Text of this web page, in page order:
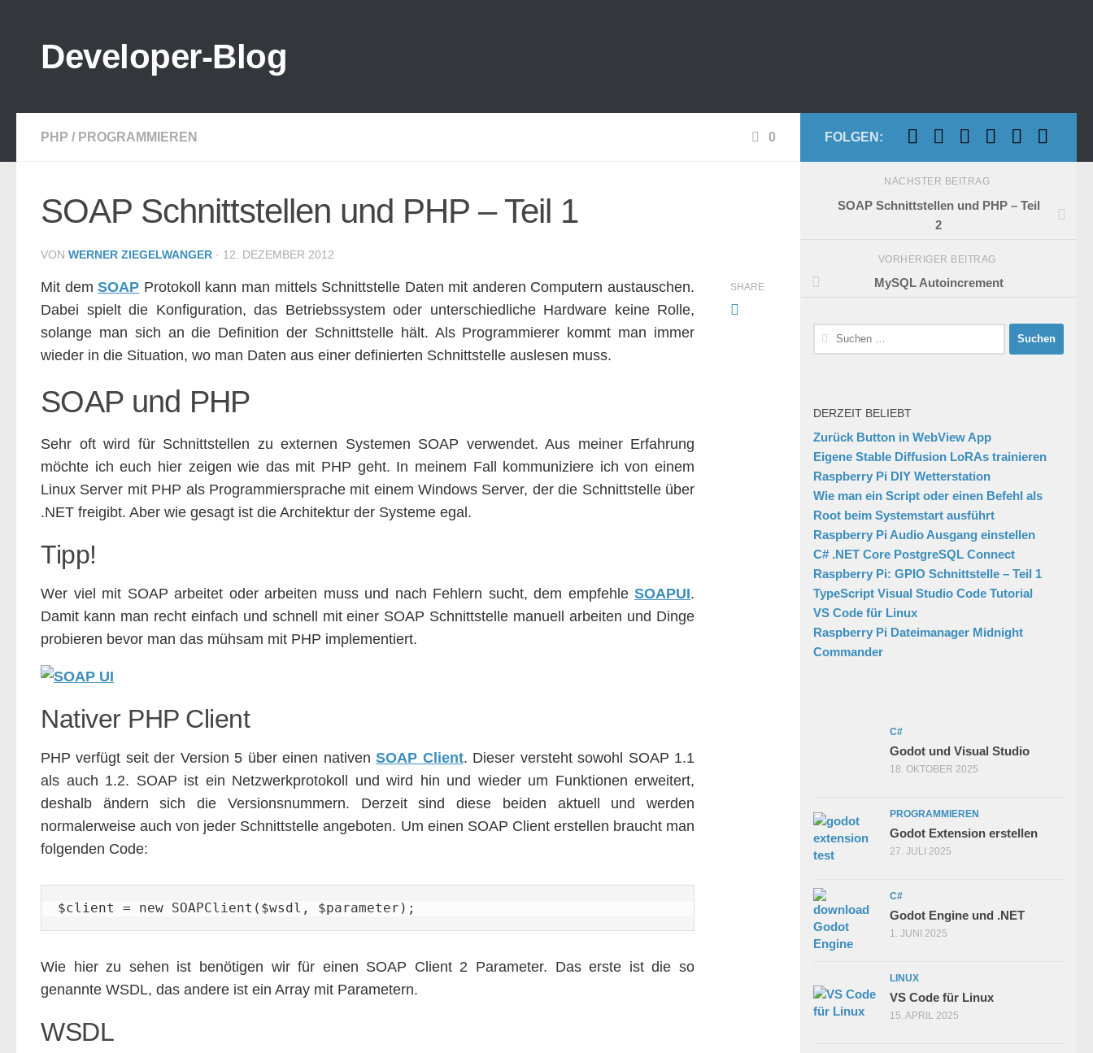
Developer-Blog
PHP / PROGRAMMIEREN 0
SOAP Schnittstellen und PHP – Teil 1
VON WERNER ZIEGELWANGER · 12. DEZEMBER 2012
Mit demSOAP Protokoll kann man mittels Schnittstelle Daten mit anderen Computern austauschen.
Dabei spielt die Konfiguration, das Betriebssystem oder unterschiedliche Hardware keine Rolle,
solange man sich an die Definition der Schnittstelle hält. Als Programmierer kommt man immer
wieder in die Situation, wo man Daten aus einer definierten Schnittstelle auslesen muss.
SOAP und PHP
Sehr oft wird für Schnittstellen zu externen Systemen SOAP verwendet. Aus meiner Erfahrung
möchte ich euch hier zeigen wie das mit PHP geht. In meinem Fall kommuniziere ich von einem
Linux Server mit PHP als Programmiersprache mit einem Windows Server, der die Schnittstelle über
.NET freigibt. Aber wie gesagt ist die Architektur der Systeme egal.
Tipp!
Wer viel mit SOAP arbeitet oder arbeiten muss und nach Fehlern sucht, dem empfehle SOAPUI.
Damit kann man recht einfach und schnell mit einer SOAP Schnittstelle manuell arbeiten und Dinge
probieren bevor man das mühsam mit PHP implementiert.
Nativer PHP Client
PHP verfügt seit der Version 5 über einen nativenSOAP Client. Dieser versteht sowohl SOAP 1.1
als auch 1.2. SOAP ist ein Netzwerkprotokoll und wird hin und wieder um Funktionen erweitert,
deshalb ändern sich die Versionsnummern. Derzeit sind diese beiden aktuell und werden
normalerweise auch von jeder Schnittstelle angeboten. Um einen SOAP Client erstellen braucht man
folgenden Code:
$client = new SOAPClient($wsdl, $parameter);
Wie hier zu sehen ist benötigen wir für einen SOAP Client 2 Parameter. Das erste ist die so
genannte WSDL, das andere ist ein Array mit Parametern.
WSDL
SHARE
FOLGEN:
NÄCHSTER BEITRAG
SOAP Schnittstellen und PHP – Teil
2
VORHERIGER BEITRAG
MySQL Autoincrement
Suchen
nach:
DERZEIT BELIEBT
Zurück Button in WebView App
Eigene Stable Diffusion LoRAs trainieren
Raspberry Pi DIY Wetterstation
Wie man ein Script oder einen Befehl als
Root beim Systemstart ausführt
Raspberry Pi Audio Ausgang einstellen
C# .NET Core PostgreSQL Connect
Raspberry Pi: GPIO Schnittstelle – Teil 1
TypeScript Visual Studio Code Tutorial
VS Code für Linux
Raspberry Pi Dateimanager Midnight
Commander
C#
Godot und Visual Studio
18. OKTOBER 2025
PROGRAMMIEREN
Godot Extension erstellen
27. JULI 2025
C#
Godot Engine und .NET
1. JUNI 2025
LINUX
VS Code für Linux
15. APRIL 2025